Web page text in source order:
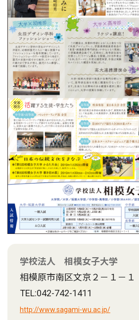
学校法人 相模女子大学
相模原市南区文京２－１－１
TEL:042-742-1411
http://www.sagami-wu.ac.jp/